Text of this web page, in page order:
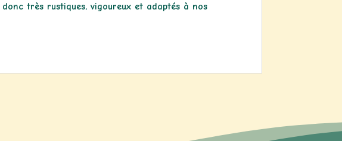
très rustiques, vigoureux et adaptés à nos